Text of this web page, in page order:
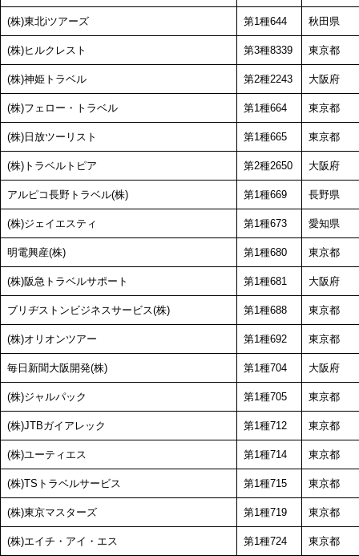
(株)東北iツアーズ 第1種644 秋田県
(株)ヒルクレスト 第3種8339 東京都
(株)神姫トラベル 第2種2243 大阪府
(株)フェロー・トラベル 第1種664 東京都
(株)日放ツーリスト 第1種665 東京都
(株)トラベルトピア 第2種2650 大阪府
アルピコ長野トラベル(株) 第1種669 長野県
(株)ジェイエスティ 第1種673 愛知県
明電興産(株) 第1種680 東京都
(株)阪急トラベルサポート 第1種681 大阪府
ブリヂストンビジネスサービス(株) 第1種688 東京都
(株)オリオンツアー 第1種692 東京都
毎日新聞大阪開発(株) 第1種704 大阪府
(株)ジャルパック 第1種705 東京都
(株)JTBガイアレック 第1種712 東京都
(株)ユーティエス 第1種714 東京都
(株)TSトラベルサービス 第1種715 東京都
(株)東京マスターズ 第1種719 東京都
(株)エイチ・アイ・エス 第1種724 東京都